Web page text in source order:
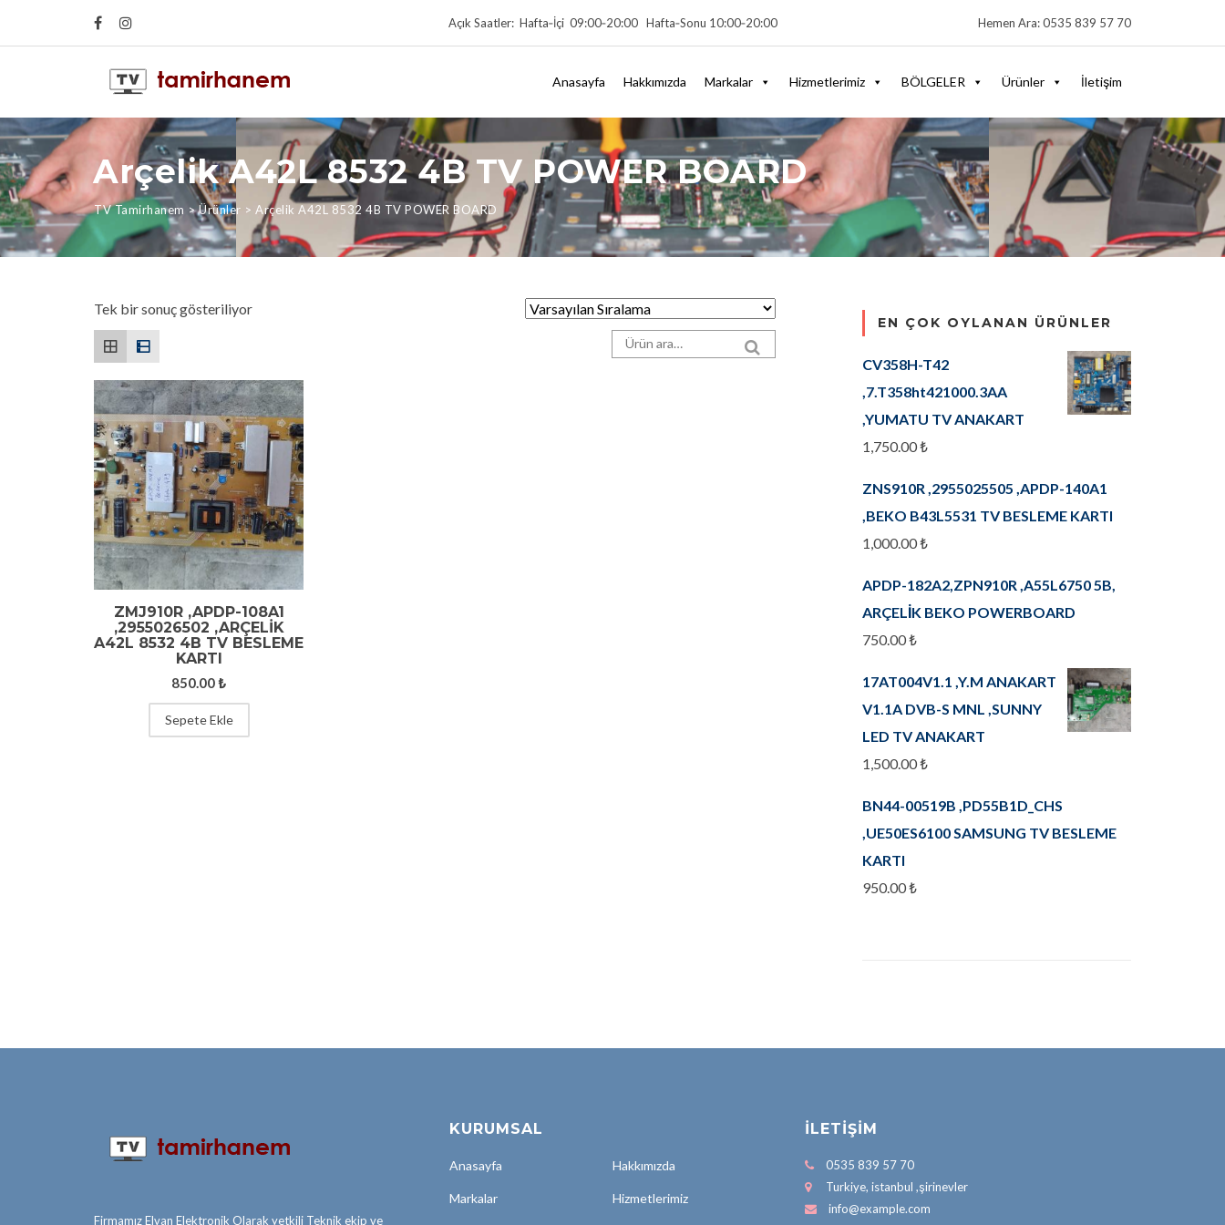
Açık Saatler: Hafta‑İçi 09:00‑20:00 Hafta‑Sonu 10:00‑20:00 Hemen Ara: 0535 839 57 70
Anasayfa Hakkımızda Markalar Hizmetlerimiz BÖLGELER Ürünler İletişim
Arçelik A42L 8532 4B TV POWER BOARD
TV Tamirhanem >Ürünler > Arçelik A42L 8532 4B TV POWER BOARD
Tek bir sonuç gösteriliyor
Arama sonuçları:
ZMJ910R ,APDP-108A1
,2955026502 ,ARÇELIK
A42L 8532 4B TV BESLEME
KARTI
850.00₺
Sepete Ekle
EN ÇOK OYLANAN ÜRÜNLER
CV358H-T42
,7.T358ht421000.3AA
,YUMATU TV ANAKART
1,750.00₺
ZNS910R ,2955025505 ,APDP-140A1
,BEKO B43L5531 TV BESLEME KARTI
1,000.00₺
APDP-182A2,ZPN910R ,A55L6750 5B,
ARÇELİK BEKO POWERBOARD
750.00₺
17AT004V1.1 ,Y.M ANAKART
V1.1A DVB-S MNL ,SUNNY
LED TV ANAKART
1,500.00₺
BN44-00519B ,PD55B1D_CHS
,UE50ES6100 SAMSUNG TV BESLEME
KARTI
950.00₺
Firmamız Elvan Elektronik Olarak yetkili Teknik ekip ve
KURUMSAL
Anasayfa Hakkımızda
Markalar Hizmetlerimiz
İLETIŞIM
0535 839 57 70
Turkiye, istanbul ,şirinevler
info@example.com